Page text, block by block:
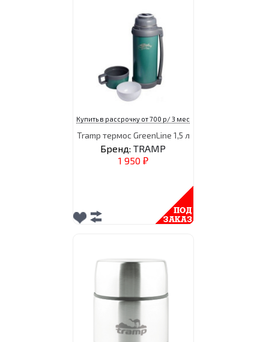
Купить в рассрочку от 700 р/ 3 мес
Tramp термос GreenLine 1,5 л
Бренд: TRAMP
1 950 ₽